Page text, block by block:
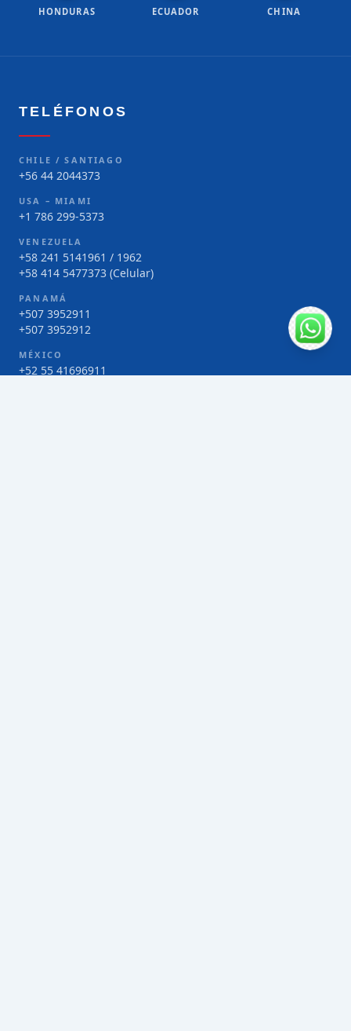
HONDURAS ECUADOR CHINA
TELÉFONOS
CHILE / SANTIAGO
+56 44 2044373
USA – MIAMI
+1 786 299-5373
VENEZUELA
+58 241 5141961 / 1962
+58 414 5477373 (Celular)
PANAMÁ
+507 3952911
+507 3952912
MÉXICO
+52 55 41696911